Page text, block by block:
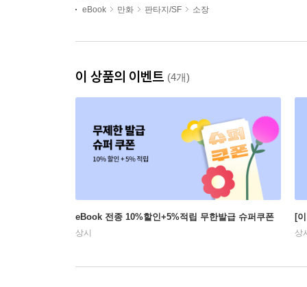
eBook 만화 판타지/SF 소장
이 상품의 이벤트 (4개)
eBook 전종 10%할인+5%적립 무한발급 슈퍼쿠폰
상시
[
상